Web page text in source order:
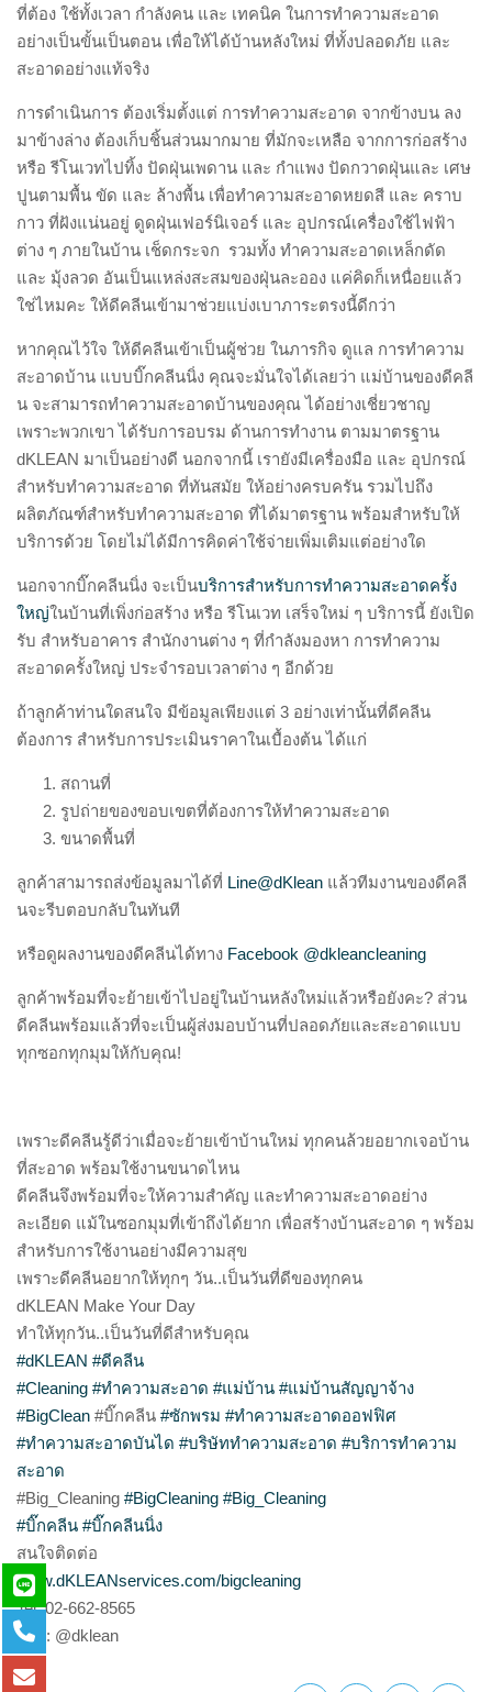
ที่ต้อง ใช้ทั้งเวลา กำลังคน และ เทคนิค ในการทำความสะอาด
อย่างเป็นขั้นเป็นตอน เพื่อให้ได้บ้านหลังใหม่ ที่ทั้งปลอดภัย และ
สะอาดอย่างแท้จริง
การดำเนินการ ต้องเริ่มตั้งแต่ การทำความสะอาด จากข้างบน ลง
มาข้างล่าง ต้องเก็บชิ้นส่วนมากมาย ที่มักจะเหลือ จากการก่อสร้าง
หรือ รีโนเวทไปทิ้ง ปัดฝุ่นเพดาน และ กำแพง ปัดกวาดฝุ่นและ เศษ
ปูนตามพื้น ขัด และ ล้างพื้น เพื่อทำความสะอาดหยดสี และ คราบ
กาว ที่ฝังแน่นอยู่ ดูดฝุ่นเฟอร์นิเจอร์ และ อุปกรณ์เครื่องใช้ไฟฟ้า
ต่าง ๆ ภายในบ้าน เช็ดกระจก รวมทั้ง ทำความสะอาดเหล็กดัด
และ มุ้งลวด อันเป็นแหล่งสะสมของฝุ่นละออง แค่คิดก็เหนื่อยแล้ว
ใช่ไหมคะ ให้ดีคลีนเข้ามาช่วยแบ่งเบาภาระตรงนี้ดีกว่า
หากคุณไว้ใจ ให้ดีคลีนเข้าเป็นผู้ช่วย ในภารกิจ ดูแล การทำความ
สะอาดบ้าน แบบบิ๊กคลีนนิ่ง คุณจะมั่นใจได้เลยว่า แม่บ้านของดีคลี
น จะสามารถทำความสะอาดบ้านของคุณ ได้อย่างเชี่ยวชาญ
เพราะพวกเขา ได้รับการอบรม ด้านการทำงาน ตามมาตรฐาน
dKLEAN มาเป็นอย่างดี นอกจากนี้ เรายังมีเครื่องมือ และ อุปกรณ์
สำหรับทำความสะอาด ที่ทันสมัย ให้อย่างครบครัน รวมไปถึง
ผลิตภัณฑ์สำหรับทำความสะอาด ที่ได้มาตรฐาน พร้อมสำหรับให้
บริการด้วย โดยไม่ได้มีการคิดค่าใช้จ่ายเพิ่มเติมแต่อย่างใด
นอกจากบิ๊กคลีนนิ่ง จะเป็นบริการสำหรับการทำความสะอาดครั้ง
ใหญ่ในบ้านที่เพิ่งก่อสร้าง หรือ รีโนเวท เสร็จใหม่ ๆ บริการนี้ ยังเปิด
รับ สำหรับอาคาร สำนักงานต่าง ๆ ที่กำลังมองหา การทำความ
สะอาดครั้งใหญ่ ประจำรอบเวลาต่าง ๆ อีกด้วย
ถ้าลูกค้าท่านใดสนใจ มีข้อมูลเพียงแต่ 3 อย่างเท่านั้นที่ดีคลีน
ต้องการ สำหรับการประเมินราคาในเบื้องต้น ได้แก่
สถานที่
รูปถ่ายของขอบเขตที่ต้องการให้ทำความสะอาด
ขนาดพื้นที่
ลูกค้าสามารถส่งข้อมูลมาได้ที่ Line@dKlean แล้วทีมงานของดีคลี
นจะรีบตอบกลับในทันที
หรือดูผลงานของดีคลีนได้ทาง Facebook @dkleancleaning
ลูกค้าพร้อมที่จะย้ายเข้าไปอยู่ในบ้านหลังใหม่แล้วหรือยังคะ? ส่วน
ดีคลีนพร้อมแล้วที่จะเป็นผู้ส่งมอบบ้านที่ปลอดภัยและสะอาดแบบ
ทุกซอกทุกมุมให้กับคุณ!
เพราะดีคลีนรู้ดีว่าเมื่อจะย้ายเข้าบ้านใหม่ ทุกคนล้วยอยากเจอบ้าน
ที่สะอาด พร้อมใช้งานขนาดไหน
ดีคลีนจึงพร้อมที่จะให้ความสำคัญ และทำความสะอาดอย่าง
ละเอียด แม้ในซอกมุมที่เข้าถึงได้ยาก เพื่อสร้างบ้านสะอาด ๆ พร้อม
สำหรับการใช้งานอย่างมีความสุข
เพราะดีคลีนอยากให้ทุกๆ วัน..เป็นวันที่ดีของทุกคน
dKLEAN Make Your Day
ทำให้ทุกวัน..เป็นวันที่ดีสำหรับคุณ
#dKLEAN #ดีคลีน
#Cleaning #ทำความสะอาด #แม่บ้าน #แม่บ้านสัญญาจ้าง
#BigClean #บิ๊กคลีน #ซักพรม #ทำความสะอาดออฟฟิศ
#ทำความสะอาดบันได #บริษัททำความสะอาด #บริการทำความ
สะอาด
#Big_Cleaning #BigCleaning #Big_Cleaning
#บิ๊กคลีน #บิ๊กคลีนนิ่ง
สนใจติดต่อ
www.dKLEANservices.com/bigcleaning
Tel: 02-662-8565
Line: @dklean